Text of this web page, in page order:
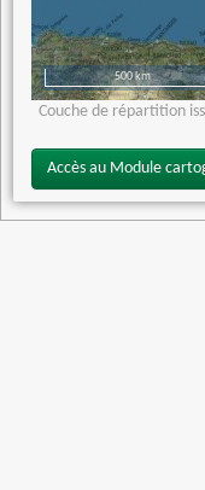
500 km
Couche de répartition
Accès au Module